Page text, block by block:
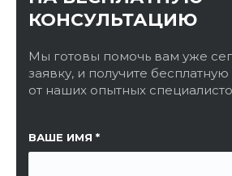
КОНСУЛЬТАЦИЮ
Мы готовы помочь вам уже
заявку, и получите
от наших опытных
ВАШЕ ИМЯ
ССЫЛКА НА СТРАНИЦУ